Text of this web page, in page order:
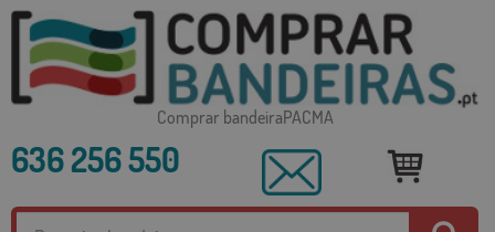
Comprar bandeiraPACMA
636 256 550